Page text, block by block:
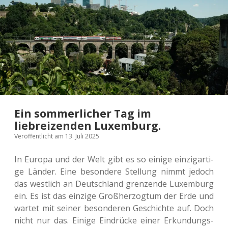
Ein sommerlicher Tag im
liebreizenden Luxemburg.
Veröffentlicht am 13. Juli 2025
In Europa und der Welt gibt es so einige ein­zig­ar­ti­
ge Länder. Eine beson­de­re Stel­lung nimmt jedoch
das west­lich an Deutsch­land gren­zen­de Luxem­burg
ein. Es ist das ein­zi­ge Groß­her­zog­tum der Erde und
wartet mit seiner beson­de­ren Geschich­te auf. Doch
nicht nur das. Einige Ein­drü­cke einer Erkun­dungs­